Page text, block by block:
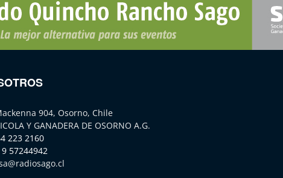
904, Osorno, Chile
Y GANADERA DE OSORNO A.G.
223 2160
57244942